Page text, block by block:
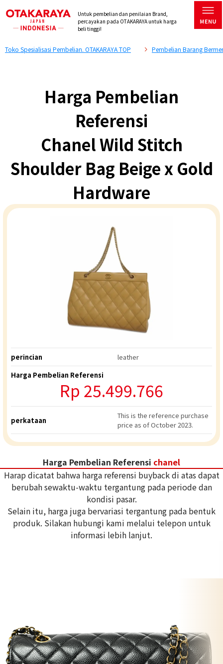
Untuk pembelian dan penilaian Brand,
percayakan pada OTAKARAYA untuk harga
beli tinggi!
Toko Spesialisasi Pembelian. OTAKARAYA TOP Pembelian Barang
Harga Pembelian
Referensi
Chanel Wild Stitch
Shoulder Bag Beige x Gold
Hardware
perincian
leather
Harga Pembelian Referensi
Rp 25.499.766
perkataan
This is the reference purchase
price as of October 2023.
Harga Pembelian Referensi chanel
Harap dicatat bahwa harga referensi buyback di atas dapat
berubah sewaktu-waktu tergantung pada periode dan
kondisi pasar.
Selain itu, harga juga bervariasi tergantung pada bentuk
produk. Silakan hubungi kami melalui telepon untuk
informasi lebih lanjut.